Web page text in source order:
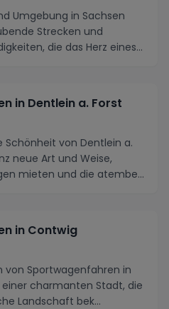
Umgebung in Sachsen
Strecken und
die das Herz eines
in Dentlein a. Forst
Schönheit von Dentlein a.
neue Art und Weise,
mieten und die atembe...
in Contwig
von Sportwagenfahren in
charmanten Stadt, die
Landschaft bek...